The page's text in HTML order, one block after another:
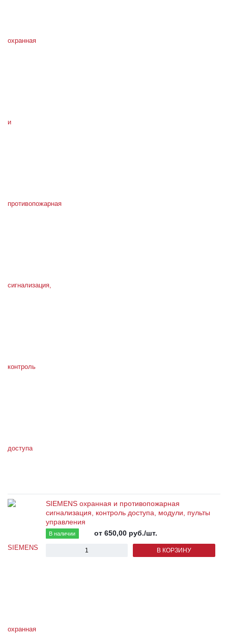
SIEMENS охранная и противопожарная
сигнализация, контроль доступа, модули, пульты
управления
В наличии от 650,00 руб./шт.
В КОРЗИНУ